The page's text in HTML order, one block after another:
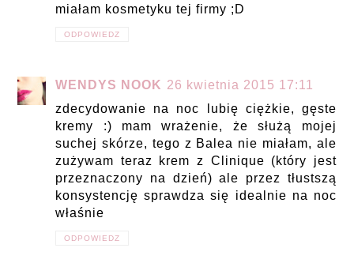
miałam kosmetyku tej firmy ;D
ODPOWIEDZ
WENDYS NOOK 26 kwietnia 2015 17:11
zdecydowanie na noc lubię ciężkie, gęste
kremy :) mam wrażenie, że służą mojej
suchej skórze, tego z Balea nie miałam, ale
zużywam teraz krem z Clinique (który jest
przeznaczony na dzień) ale przez tłustszą
konsystencję sprawdza się idealnie na noc
właśnie
ODPOWIEDZ